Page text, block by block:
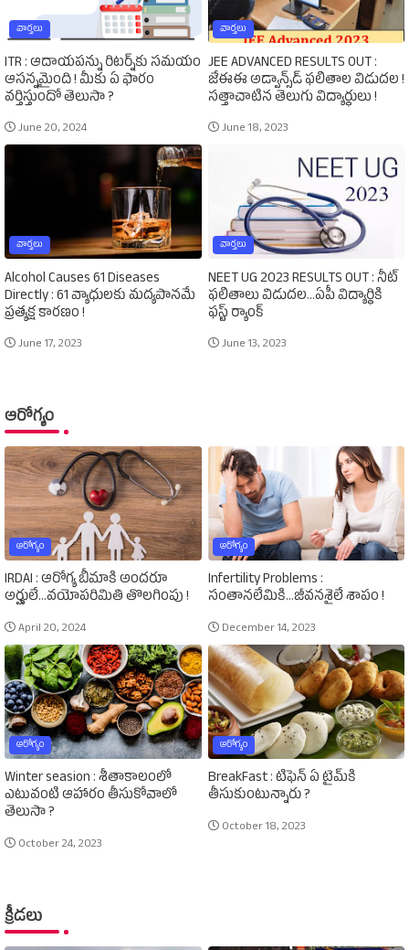
వార్తలు
ITR : ఆదాయపన్ను రిటర్న్‌కు సమయం
ఆసన్నమైంది ! మీకు ఏ ఫారం
వర్తిస్తుందో తెలుసా ?
June 20, 2024
వార్తలు
JEE ADVANCED RESULTS OUT :
జేఈఈ అడ్వాన్స్‌డ్‌ ఫలితాల విడుదల !
సత్తాచాటిన తెలుగు విద్యార్థులు !
June 18, 2023
వార్తలు
Alcohol Causes 61 Diseases
Directly : 61 వ్యాధులకు మద్యపానమే
ప్రత్యక్ష కారణం !
June 17, 2023
వార్తలు
NEET UG 2023 RESULTS OUT : నీట్‌
ఫలితాలు విడుదల...ఏపీ విద్యార్థికి
ఫస్ట్‌ ర్యాంక్‌
June 13, 2023
ఆరోగ్యం
ఆరోగ్యం
IRDAI : ఆరోగ్య బీమాకి అందరూ
అర్హులే...వయోపరిమితి తొలగింపు !
April 20, 2024
ఆరోగ్యం
Infertility Problems :
సంతానలేమికి...జీవనశైలే శాపం !
December 14, 2023
ఆరోగ్యం
Winter seasion : శీతాకాలంలో
ఎటువంటి ఆహారం తీసుకోవాలో
తెలుసా ?
October 24, 2023
ఆరోగ్యం
BreakFast : టిఫెన్‌ ఏ టైమ్‌కి
తీసుకుంటున్నారు ?
October 18, 2023
క్రీడలు